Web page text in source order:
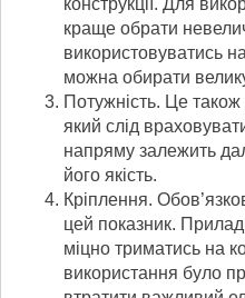
краще обрати
використовуватись
можна обирати
Потужність. Це
який слід
напряму залежить
його якість.
Кріплення.
цей показник.
міцно триматись на
використання було